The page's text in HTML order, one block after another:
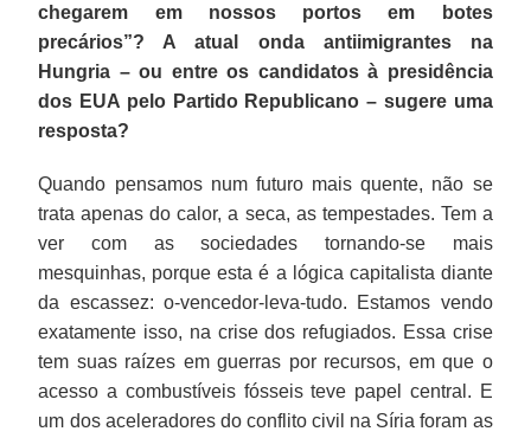
chegarem em nossos portos em botes
precários”? A atual onda antiimigrantes na
Hungria – ou entre os candidatos à presidência
dos EUA pelo Partido Republicano – sugere uma
resposta?
Quando pensamos num futuro mais quente, não se
trata apenas do calor, a seca, as tempestades. Tem a
ver com as sociedades tornando-se mais
mesquinhas, porque esta é a lógica capitalista diante
da escassez: o-vencedor-leva-tudo. Estamos vendo
exatamente isso, na crise dos refugiados. Essa crise
tem suas raízes em guerras por recursos, em que o
acesso a combustíveis fósseis teve papel central. E
um dos aceleradores do conflito civil na Síria foram as